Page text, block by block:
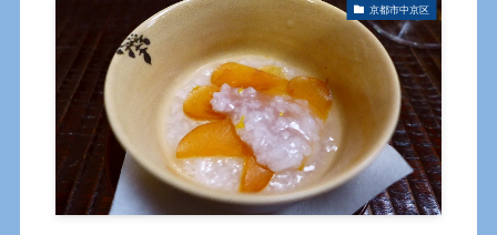
京都市中京区